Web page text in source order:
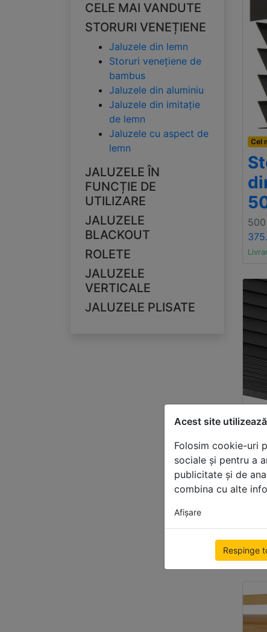
Acest site
Folosim cookie-uri
sociale și pentru a
publicitate și de
combina cu alte
Afişare
Respinge
CELE MAI VANDUTE
STORURI VENEȚIENE
Jaluzele din lemn
Storuri venețiene de
bambus
Jaluzele din aluminiu
Jaluzele din imitație
de lemn
Jaluzele cu aspect de
lemn
JALUZELE ÎN
FUNCȚIE DE
UTILIZARE
JALUZELE
BLACKOUT
ROLETE
JALUZELE
VERTICALE
JALUZELE PLISATE
Cel